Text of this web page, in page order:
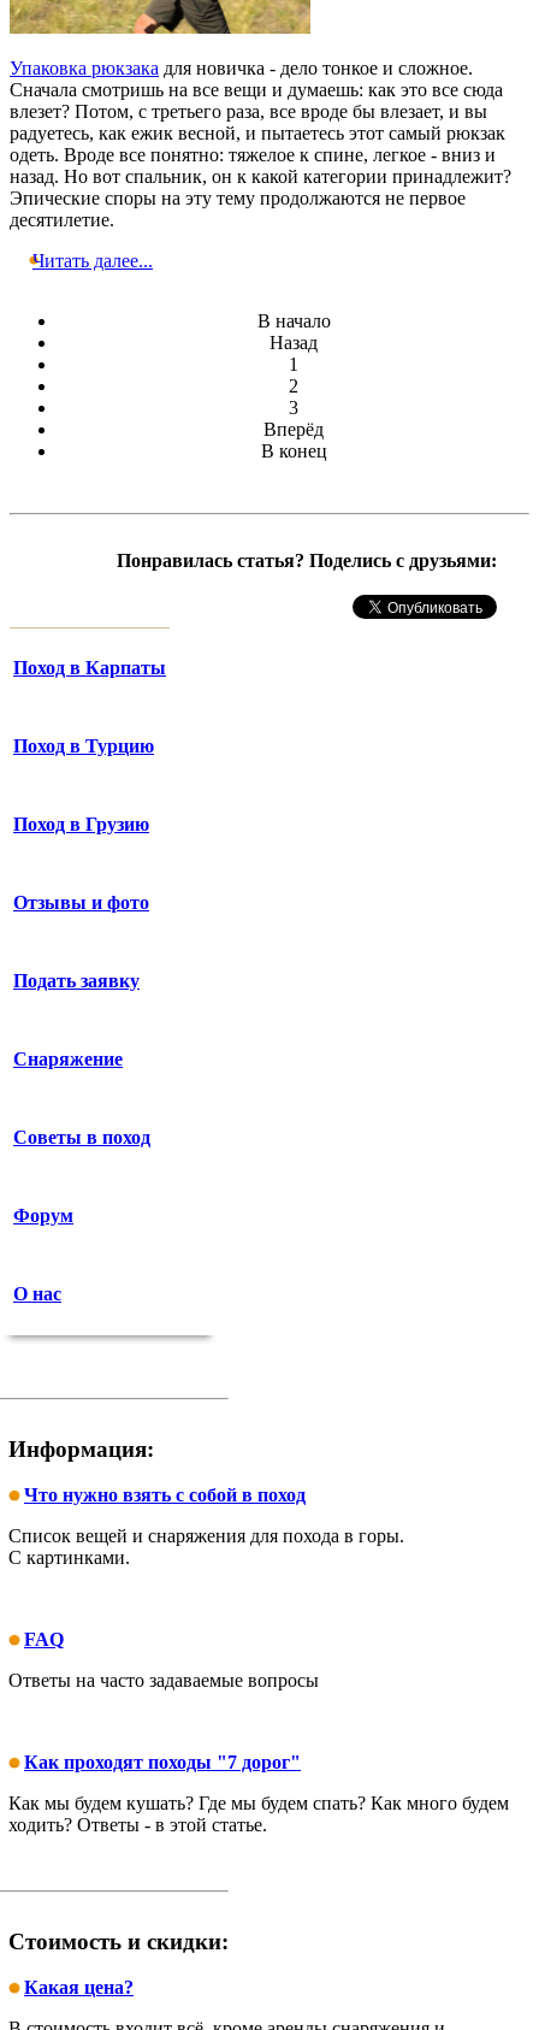
Упаковка рюкзака для новичка - дело тонкое и сложное.
Сначала смотришь на все вещи и думаешь: как это все сюда
влезет? Потом, с третьего раза, все вроде бы влезает, и вы
радуетесь, как ежик весной, и пытаетесь этот самый рюкзак
одеть. Вроде все понятно: тяжелое к спине, легкое - вниз и
назад. Но вот спальник, он к какой категории принадлежит?
Эпические споры на эту тему продолжаются не первое
десятилетие.
Читать далее...
В начало
Назад
1
2
3
Вперёд
В конец
Понравилась статья? Поделись с друзьями:
Поход в Карпаты
Поход в Турцию
Поход в Грузию
Отзывы и фото
Подать заявку
Снаряжение
Советы в поход
Форум
О нас
Информация:
Что нужно взять с собой в поход
Список вещей и снаряжения для похода в горы.
С картинками.
FAQ
Ответы на часто задаваемые вопросы
Как проходят походы "7 дорог"
Как мы будем кушать? Где мы будем спать? Как много будем
ходить? Ответы - в этой статье.
Стоимость и скидки:
Какая цена?